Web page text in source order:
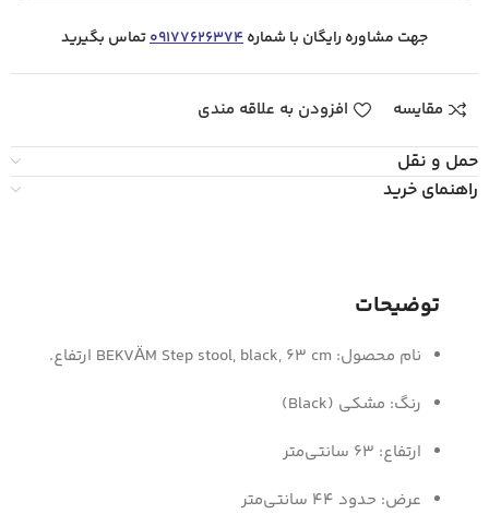
جهت مشاوره رایگان با شماره09177626374تماس بگیرید
مقایسه افزودن به علاقه مندی
حمل و نقل
راهنمای خرید
توضیحات
نام محصول: BEKVÄM Step stool, black, 63 cm ارتفاع.
رنگ: مشکی (Black)
ارتفاع: 63 سانتی‌متر
عرض: حدود 44 سانتی‌متر